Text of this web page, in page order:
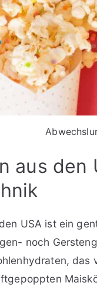
aus den
USA ist ein
noch
das